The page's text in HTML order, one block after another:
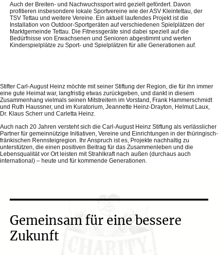
Auch der Breiten- und Nachwuchssport wird gezielt gefördert. Davon
profitieren insbesondere lokale Sportvereine wie der ASV Kleintettau, der
TSV Tettau und weitere Vereine. Ein aktuell laufendes Projekt ist die
Installation von Outdoor-Sportgeräten auf verschiedenen Spielplätzen der
Marktgemeinde Tettau. Die Fitnessgeräte sind dabei speziell auf die
Bedürfnisse von Erwachsenen und Senioren abgestimmt und werten
Kinderspielplätze zu Sport- und Spielplätzen für alle Generationen auf.
Stifter Carl-August Heinz möchte mit seiner Stiftung der Region, die für ihn immer
eine gute Heimat war, langfristig etwas zurückgeben, und dankt in diesem
Zusammenhang vielmals seinen Mitstreitern im Vorstand, Frank Hammerschmidt
und Ruth Haussner, und im Kuratorium, Jeannette Heinz-Drayton, Helmut Laux,
Dr. Klaus Scherr und Carletta Heinz.
Auch nach 20 Jahren versteht sich die Carl-August Heinz Stiftung als verlässlicher
Partner für gemeinnützige Initiativen, Vereine und Einrichtungen in der thüringisch-
fränkischen Rennsteigregion. Ihr Anspruch ist es, Projekte nachhaltig zu
unterstützen, die einen positiven Beitrag für das Zusammenleben und die
Lebensqualität vor Ort leisten mit Strahlkraft nach außen (durchaus auch
international) – heute und für kommende Generationen.
Gemeinsam für eine bessere
Zukunft